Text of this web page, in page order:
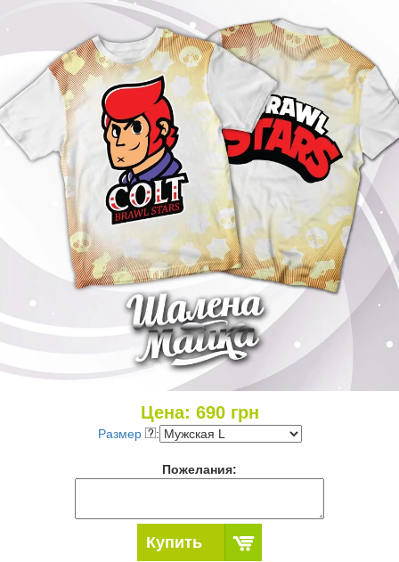
Цена: 690грн
Размер :
Пожелания:
Купить